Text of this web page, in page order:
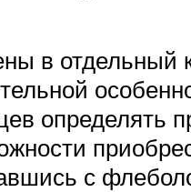
в отдельный
определять
с